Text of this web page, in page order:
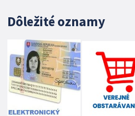
Dôležité oznamy